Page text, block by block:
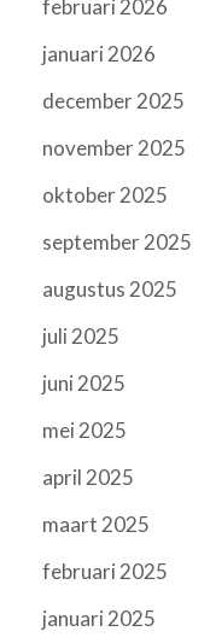
februari 2026
januari 2026
december 2025
november 2025
oktober 2025
september 2025
augustus 2025
juli 2025
juni 2025
mei 2025
april 2025
maart 2025
februari 2025
januari 2025